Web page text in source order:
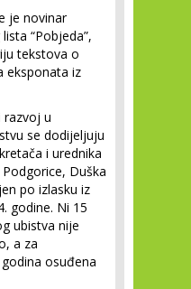
je novinar
“Pobjeda”,
tekstova o
eksponata iz
razvoj u
se dodijeljuju
i urednika
Duška
po izlasku iz
godine. Ni 15
ubistva nije
a za
osuđena